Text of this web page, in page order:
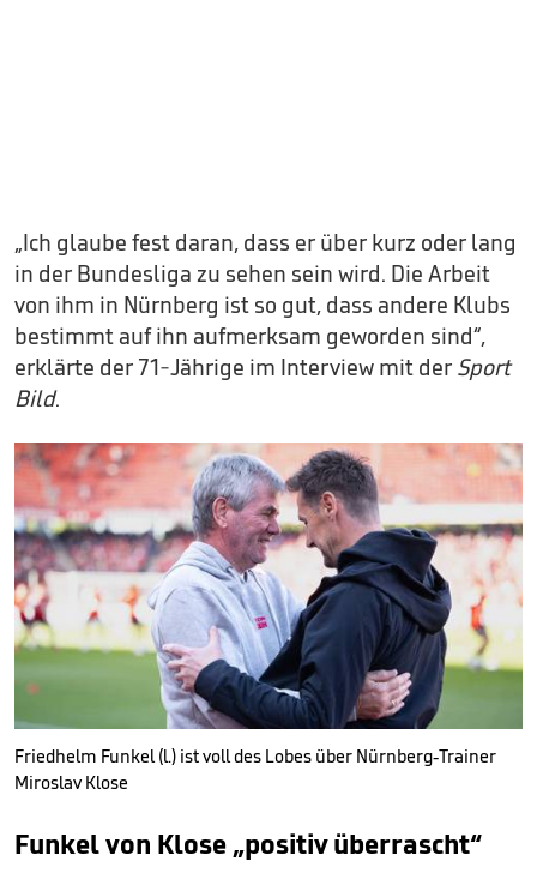
„Ich glaube fest daran, dass er über kurz oder lang
in der Bundesliga zu sehen sein wird. Die Arbeit
von ihm in Nürnberg ist so gut, dass andere Klubs
bestimmt auf ihn aufmerksam geworden sind“,
erklärte der 71-Jährige im Interview mit der Sport
Bild.
Friedhelm Funkel (l.) ist voll des Lobes über Nürnberg-Trainer
Miroslav Klose
Funkel von Klose „positiv überrascht“